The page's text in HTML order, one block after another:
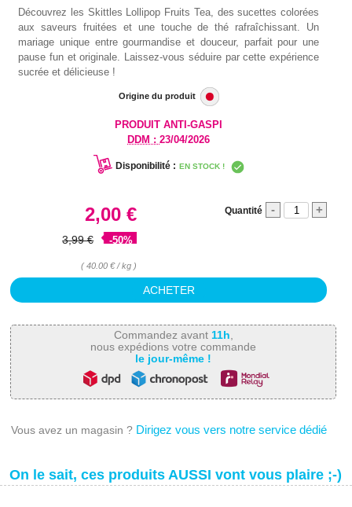
Découvrez les Skittles Lollipop Fruits Tea, des sucettes colorées
aux saveurs fruitées et une touche de thé rafraîchissant. Un
mariage unique entre gourmandise et douceur, parfait pour une
pause fun et originale. Laissez-vous séduire par cette expérience
sucrée et délicieuse !
Origine du produit
PRODUIT ANTI-GASPI
DDM :23/04/2026
Disponibilité : EN STOCK !
2,00 €
-50%
3,99 €
( 40.00 € / kg )
Quantité - +
Commandez avant 11h
nous expédions votre commande
le jour-même !
Vous avez un magasin ? Dirigez vous vers notre service dédié
On le sait, ces produits AUSSI vont vous plaire ;-)